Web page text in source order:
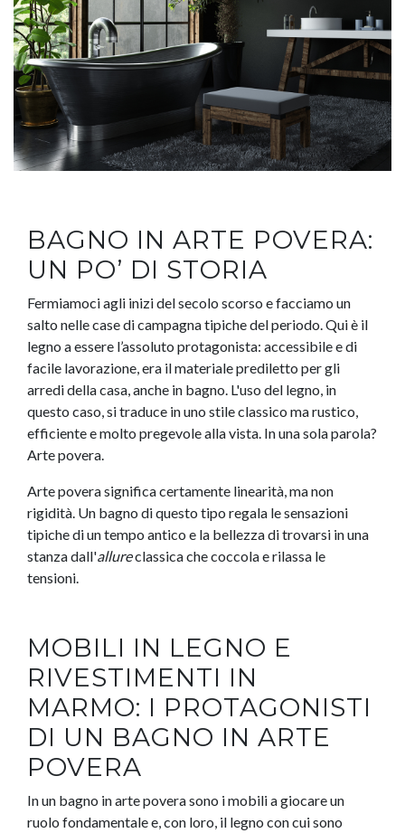
BAGNO IN ARTE POVERA:
UN PO’ DI STORIA
Fermiamoci agli inizi del secolo scorso e facciamo un
salto nelle case di campagna tipiche del periodo. Qui è il
legno a essere l’assoluto protagonista: accessibile e di
facile lavorazione, era il materiale prediletto per gli
arredi della casa, anche in bagno. L'uso del legno, in
questo caso, si traduce in uno stile classico ma rustico,
efficiente e molto pregevole alla vista. In una sola parola?
Arte povera.
Arte povera significa certamente linearità, ma non
rigidità. Un bagno di questo tipo regala le sensazioni
tipiche di un tempo antico e la bellezza di trovarsi in una
stanza dall'allureclassica che coccola e rilassa le
tensioni.
MOBILI IN LEGNO E
RIVESTIMENTI IN
MARMO: I PROTAGONISTI
DI UN BAGNO IN ARTE
POVERA
In un bagno in arte povera sono i mobili a giocare un
ruolo fondamentale e, con loro, il legno con cui sono